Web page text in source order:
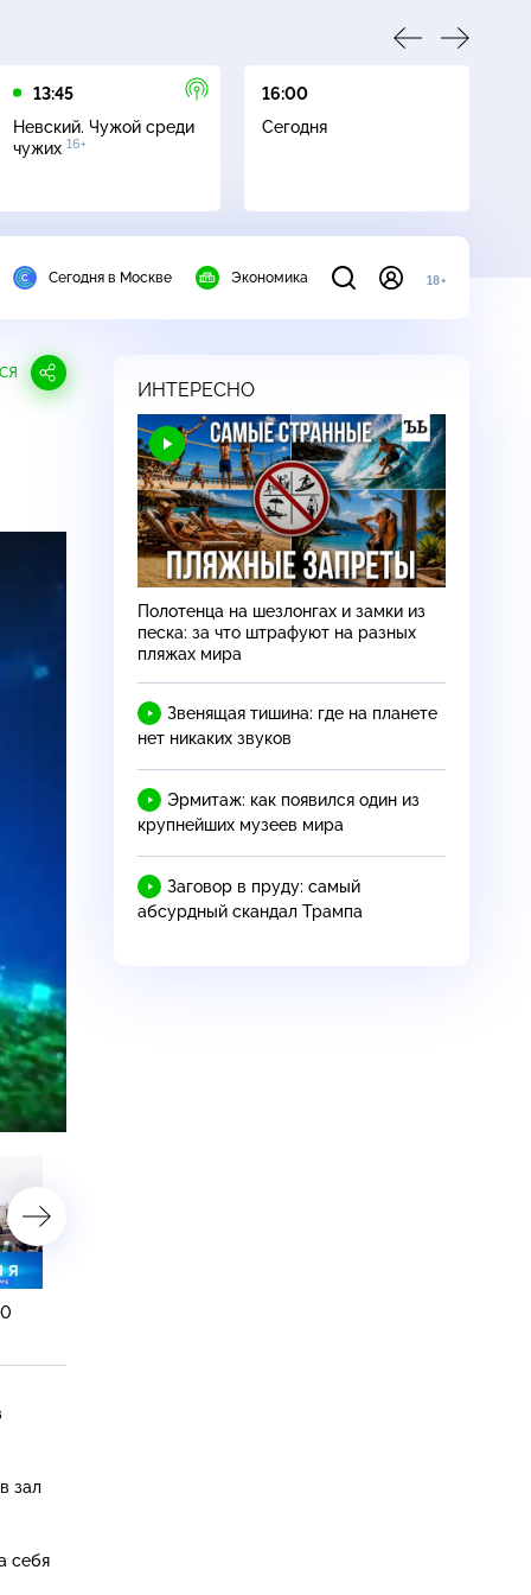
13:45
Невский. Чужой среди
чужих 16+
16:00
Сегодня
Сегодня в Москве Экономика 18+
зал
себя
ИНТЕРЕСНО
Полотенца на шезлонгах и замки из
песка: за что штрафуют на разных
пляжах мира
Звенящая тишина: где на планете
нет никаких звуков
Эрмитаж: как появился один из
крупнейших музеев мира
Заговор в пруду: самый
абсурдный скандал Трампа